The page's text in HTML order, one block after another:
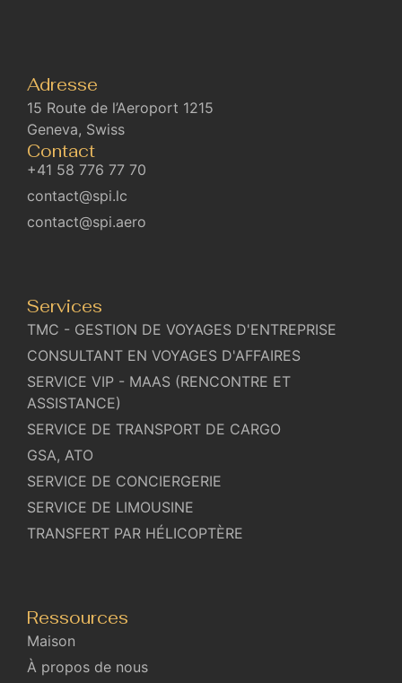
Adresse
15 Route de l’Aeroport 1215
Geneva, Swiss
Contact
+41 58 776 77 70
contact@spi.lc
contact@spi.aero
Services
TMC - GESTION DE VOYAGES D'ENTREPRISE
CONSULTANT EN VOYAGES D'AFFAIRES
SERVICE VIP - MAAS (RENCONTRE ET
ASSISTANCE)
SERVICE DE TRANSPORT DE CARGO
GSA, ATO
SERVICE DE CONCIERGERIE
SERVICE DE LIMOUSINE
TRANSFERT PAR HÉLICOPTÈRE
Ressources
Maison
À propos de nous